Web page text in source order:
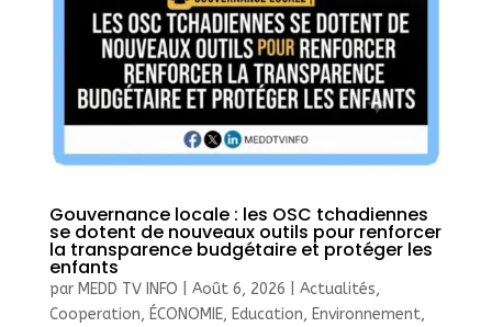
Gouvernance locale : les OSC tchadiennes
se dotent de nouveaux outils pour renforcer
la transparence budgétaire et protéger les
enfants
par MEDD TV INFO Août 6, 2026 Actualités,
Cooperation, ÉCONOMIE, Education, Environnement,